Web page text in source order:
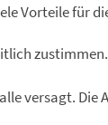
Vorteile für
zustimmen.
versagt.